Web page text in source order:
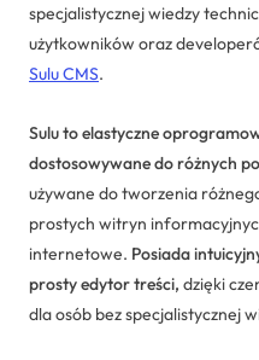
specjalistycznej wiedzy
użytkowników oraz
Sulu CMS.
Sulu to elastyczne
dostosowywane do różnych
używane do tworzenia
prostych witryn
internetowe. Posiada
prosty edytor treści, dzięki
dla osób bez specjalistycznej